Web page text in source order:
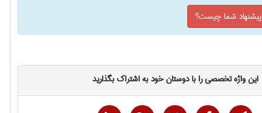
پیشنهاد شما چیست؟
این واژه تخصصی را با دوستان خود به اشتراک بگذارید